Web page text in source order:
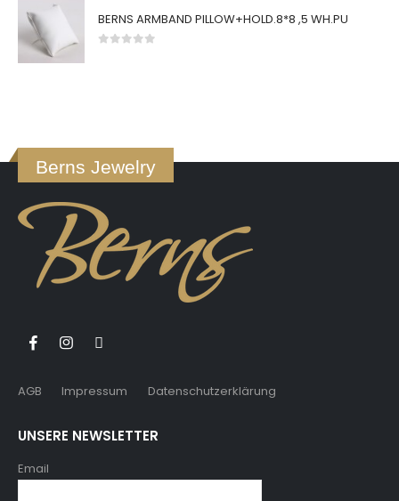
BERNS ARMBAND PILLOW+HOLD.8*8 ,5 WH.PU
Berns Jewelry
AGB Impressum Datenschutzerklärung
UNSERE NEWSLETTER
Email